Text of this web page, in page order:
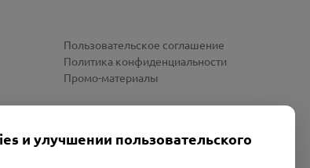
Пользовательское соглашение
Политика конфиденциальности
Промо-материалы
и улучшении пользовательского